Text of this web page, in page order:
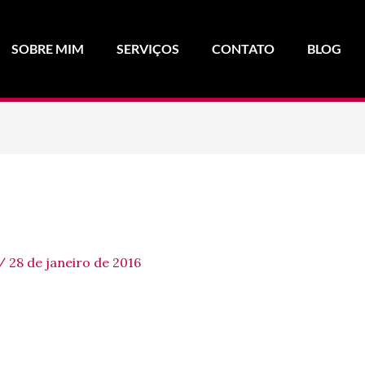
SOBRE MIM SERVIÇOS CONTATO BLOG
/ 28 de janeiro de 2016